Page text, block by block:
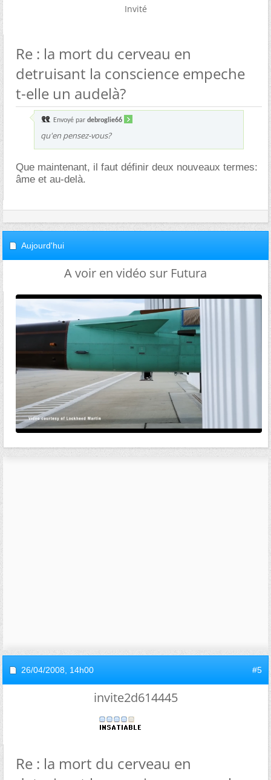
Invité
Re : la mort du cerveau en
detruisant la conscience empeche
t-elle un audelà?
Envoyé par debroglie66
qu'en pensez-vous?
Que maintenant, il faut définir deux nouveaux termes:
me et au-delà.
Aujourd'hui
A voir en vidéo sur Futura
26/04/2008, 14h00 #5
invite2d614445
Re : la mort du cerveau en